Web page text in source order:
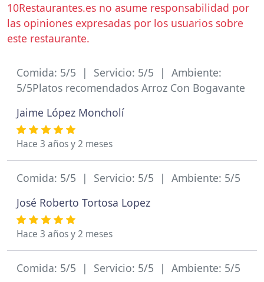
10Restaurantes.es no asume responsabilidad por
las opiniones expresadas por los usuarios sobre
este restaurante.
Comida: 5/5 | Servicio: 5/5 | Ambiente:
5/5Platos recomendados Arroz Con Bogavante
Jaime López Moncholí
Hace 3 años y 2 meses
Comida: 5/5 | Servicio: 5/5 | Ambiente: 5/5
José Roberto Tortosa Lopez
Hace 3 años y 2 meses
Comida: 5/5 | Servicio: 5/5 | Ambiente: 5/5